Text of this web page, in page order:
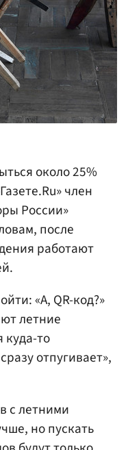
около 25%
член
России»
после
работают
«А, QR-код?»
летние
то
отпугивает»,
с летними
но пускать